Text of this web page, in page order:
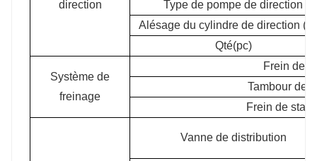
direction
Type de pompe de direction
Alésage du cylindre de direction
Qté(pc)
Système de
freinage
Frein de
Tambour de
Frein de
Vanne de distribution